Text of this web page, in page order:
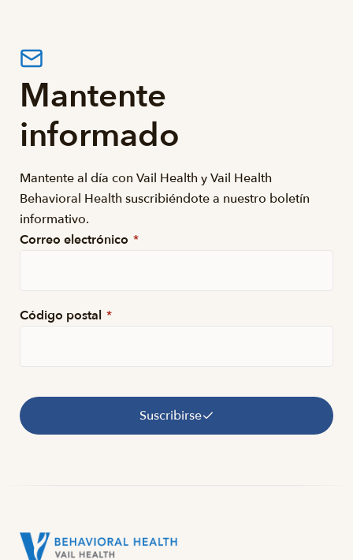
Mantente
informado
Mantente al día con Vail Health y Vail Health
Behavioral Health suscribiéndote a nuestro boletín
informativo.
Correo electrónico *
Código postal *
Suscribirse